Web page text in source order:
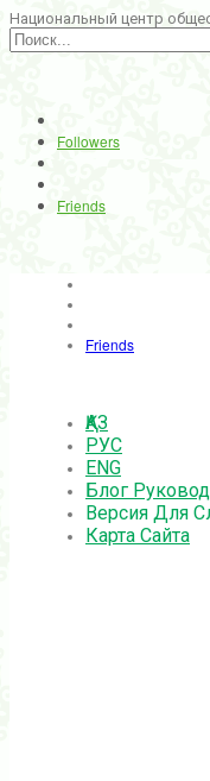
Национальный центр
Followers
Friends
Friends
ҚАЗ
РУС
ENG
Блог
Версия Для
Карта Сайта